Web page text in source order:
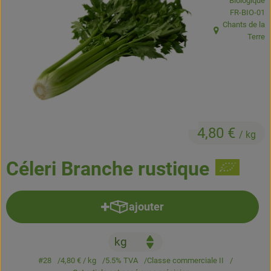
Accessoires et divers
Cosmétique et hygiène
C'est nous
Céleri Branche rustique
4,80 € / kg
, Autorité
FR-BIO-01
, Origine:
Chants de la
Terre
ajouter
Ajouter le produit au panier
#28 4,80 € / kg 5.5% TVA
Classe commerciale II